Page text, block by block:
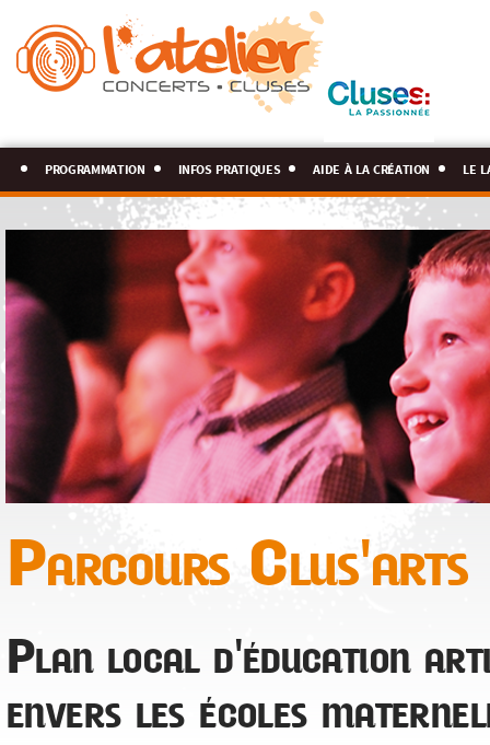
programmation infos pratiques aide à la création le
Parcours Clus'arts
Plan local d'éducation
envers les écoles